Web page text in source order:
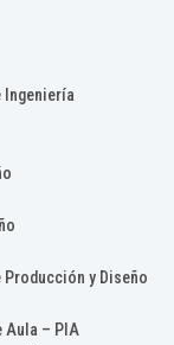
Ingeniería
Producción y Diseño
Aula – PIA